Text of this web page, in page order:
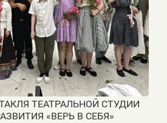
ТЕАТРАЛЬНОЙ СТУДИИ
«ВЕРЬ В СЕБЯ»